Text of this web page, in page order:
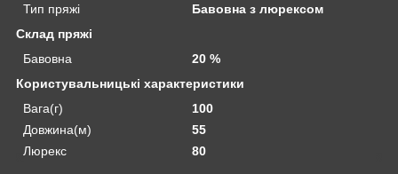
Тип пряжі
Бавовна з люрексом
Склад пряжі
Бавовна
20 %
Користувальницькі характеристики
Вага(г)
100
Довжина(м)
55
Люрекс
80